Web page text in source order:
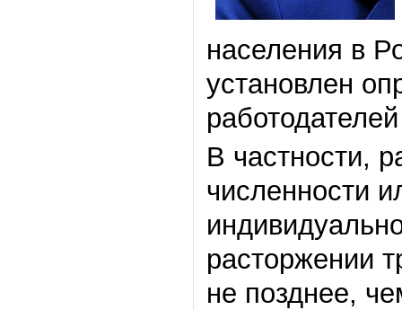
населения в
установлен
В частности,
численности
расторжении
не позднее,